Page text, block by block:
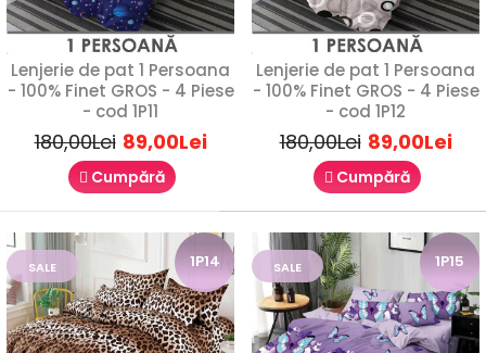
Lenjerie de Pat 1 Persoană Finet Gros – 4 PieseVă prezentăm
o lenjerie de pat pentru o persoană, rea..
SALE
Lenjerie de pat 1 Persoana
- 100% Finet GROS - 4 Piese
- cod 1P11
180,00Lei 89,00Lei
Cumpără
Lenjerie de pat 1 Persoana
- 100% Finet GROS - 4 Piese
- cod 1P12
180,00Lei 89,00Lei
Cumpără
1P14
SALE 1P15
SALE